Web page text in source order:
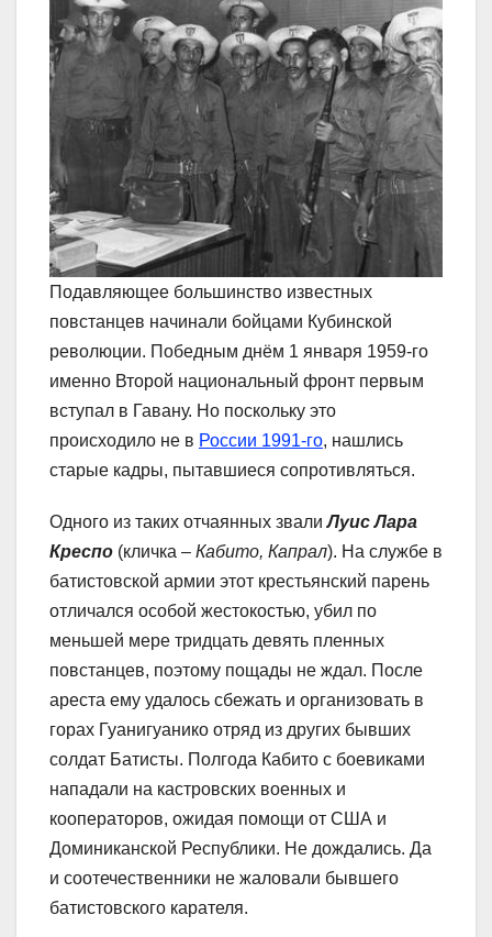
Подавляющее большинство известных
повстанцев начинали бойцами Кубинской
революции. Победным днём 1 января 1959-го
именно Второй национальный фронт первым
вступал в Гавану. Но поскольку это
происходило не в России 1991-го, нашлись
старые кадры, пытавшиеся сопротивляться.
Одного из таких отчаянных звалиЛуис Лара
Креспо (кличка – Кабито, Капрал). На службе в
батистовской армии этот крестьянский парень
отличался особой жестокостью, убил по
меньшей мере тридцать девять пленных
повстанцев, поэтому пощады не ждал. После
ареста ему удалось сбежать и организовать в
горах Гуанигуанико отряд из других бывших
солдат Батисты. Полгода Кабито с боевиками
нападали на кастровских военных и
кооператоров, ожидая помощи от США и
Доминиканской Республики. Не дождались. Да
и соотечественники не жаловали бывшего
батистовского карателя.